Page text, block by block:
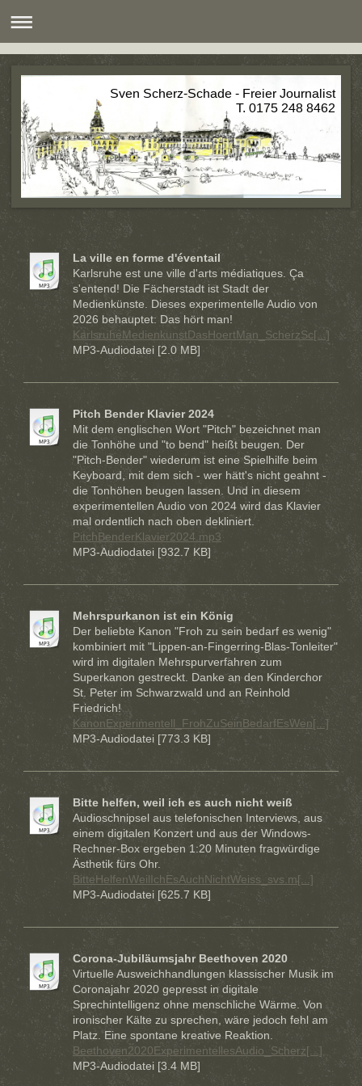
Sven Scherz-Schade - Freier Journalist
T. 0175 248 8462
La ville en forme d'éventail
Karlsruhe est une ville d'arts médiatiques. Ça
s'entend! Die Fächerstadt ist Stadt der
Medienkünste. Dieses experimentelle Audio von
2026 behauptet: Das hört man!
KarlsruheMedienkunstDasHoertMan_ScherzSc[...]
MP3-Audiodatei [2.0 MB]
Pitch Bender Klavier 2024
Mit dem englischen Wort "Pitch" bezeichnet man
die Tonhöhe und "to bend" heißt beugen. Der
"Pitch-Bender" wiederum ist eine Spielhilfe beim
Keyboard, mit dem sich - wer hätt's nicht geahnt -
die Tonhöhen beugen lassen. Und in diesem
experimentellen Audio von 2024 wird das Klavier
mal ordentlich nach oben dekliniert.
PitchBenderKlavier2024.mp3
MP3-Audiodatei [932.7 KB]
Mehrspurkanon ist ein König
Der beliebte Kanon "Froh zu sein bedarf es wenig"
kombiniert mit "Lippen-an-Fingerring-Blas-Tonleiter"
wird im digitalen Mehrspurverfahren zum
Superkanon gestreckt. Danke an den Kinderchor
St. Peter im Schwarzwald und an Reinhold
Friedrich!
KanonExperimentell_FrohZuSeinBedarfEsWen[...]
MP3-Audiodatei [773.3 KB]
Bitte helfen, weil ich es auch nicht weiß
Audioschnipsel aus telefonischen Interviews, aus
einem digitalen Konzert und aus der Windows-
Rechner-Box ergeben 1:20 Minuten fragwürdige
Ästhetik fürs Ohr.
BitteHelfenWeilIchEsAuchNichtWeiss_svs.m[...]
MP3-Audiodatei [625.7 KB]
Corona-Jubiläumsjahr Beethoven 2020
Virtuelle Ausweichhandlungen klassischer Musik im
Coronajahr 2020 gepresst in digitale
Sprechintelligenz ohne menschliche Wärme. Von
ironischer Kälte zu sprechen, wäre jedoch fehl am
Platz. Eine spontane kreative Reaktion.
Beethoven2020ExperimentellesAudio_Scherz[...]
MP3-Audiodatei [3.4 MB]